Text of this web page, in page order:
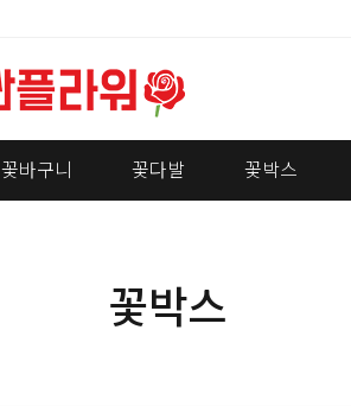
꽃바구니 꽃다발 꽃박스
꽃박스